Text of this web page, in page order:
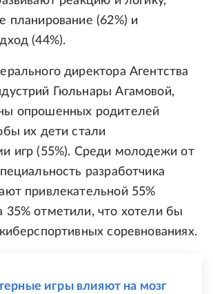
планирование (62%) и
(44%).
директора Агентства
Гюльнары Агамовой,
опрошенных родителей
их дети стали
игр (55%). Среди молодежи от
разработчика
привлекательной 55%
отметили, что хотели бы
соревнованиях.
игры влияют на мозг